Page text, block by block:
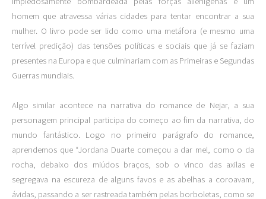
homem que atravessa várias cidades para tentar encontrar a sua
mulher. O livro pode ser lido como uma metáfora (e mesmo uma
terrível predição) das tensões políticas e sociais que já se faziam
presentes na Europa e que culminariam com as Primeiras e Segundas
Guerras mundiais.
Algo similar acontece na narrativa do romance de Nejar, a sua
personagem principal participa do começo ao fim da narrativa, do
mundo fantástico. Logo no primeiro parágrafo do romance,
aprendemos que “Jordana Duarte começou a dar mel, como o da
rocha, debaixo dos miúdos braços, sob o vinco das axilas e
segregava na escureza de alguns favos e as abelhas a coroavam,
ávidas, passando a ser rastreada também pelas borboletas, como se